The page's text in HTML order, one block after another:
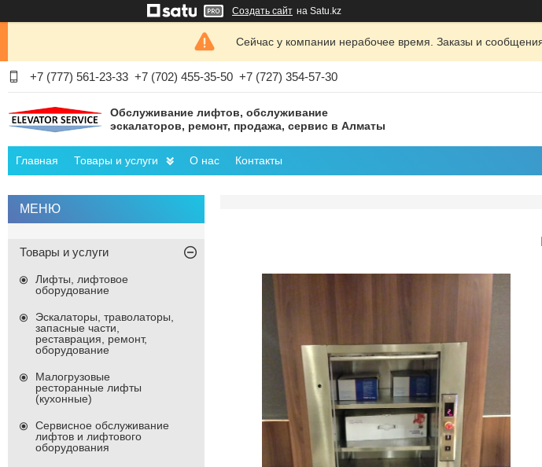
Создать сайт на Satu.kz
Сейчас у компании нерабочее время. Заказы и
+7 (777) 561-23-33 +7 (702) 455-35-50 +7 (727) 354-57-30
Обслуживание лифтов, обслуживание
эскалаторов, ремонт, продажа, сервис в Алматы
Главная Товары и услуги О нас Контакты
Товары и услуги
Лифты, лифтовое
оборудование
Эскалаторы, траволаторы,
запасные части,
реставрация, ремонт,
оборудование
Малогрузовые
ресторанные лифты
(кухонные)
Сервисное обслуживание
лифтов и лифтового
оборудования